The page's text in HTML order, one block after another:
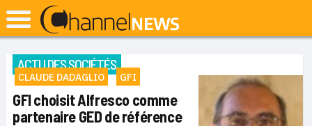
ACTU DES SOCIÉTÉS
CLAUDE DADAGLIO GFI
GFI choisit Alfresco comme
partenaire GED de référence